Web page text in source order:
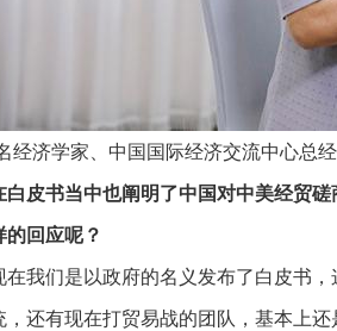
经济学家、 中国国际经济交流中心总
书当中也阐明了中国对中美经贸磋
回应呢？
在我们是以政府的名义发布了白皮书
，还有现在打贸易战的团队，基本上